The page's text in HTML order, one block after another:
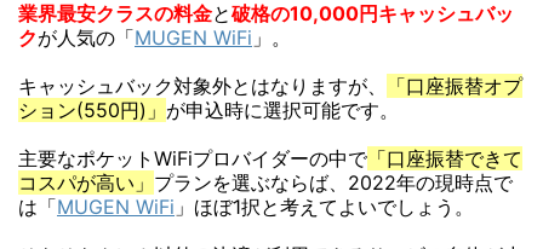
業界最安クラスの料金と破格の10,000円キャッシュバッ
クが人気の「MUGEN WiFi 」。
キャッシュバック対象外とはなりますが、
「口座振替オプ
ション(550円)」 が申込時に選択可能です。
主要なポケットWiFiプロバイダーの中で 「口座振替できて
コスパが高い」 プランを選ぶならば、2022年の現時点で
は「MUGEN WiFi 」ほぼ1択と考えてよいでしょう。